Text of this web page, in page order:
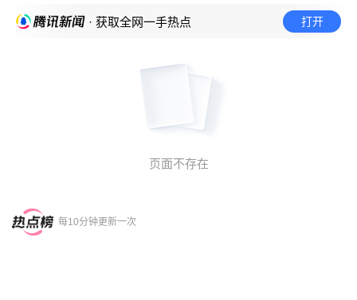
· 获取全网一手热点 打开
页面不存在
每10分钟更新一次